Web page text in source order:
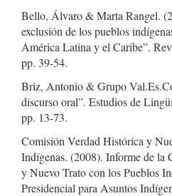
Bello, Álvaro & Marta Rangel.
exclusión de los pueblos
América Latina y el Caribe”.
pp. 39-54.
Briz, Antonio & Grupo
discurso oral”. Estudios de
pp. 13-73.
Comisión Verdad Histórica y
Indígenas. (2008). Informe de la
y Nuevo Trato con los Pueblos
Presidencial para Asuntos